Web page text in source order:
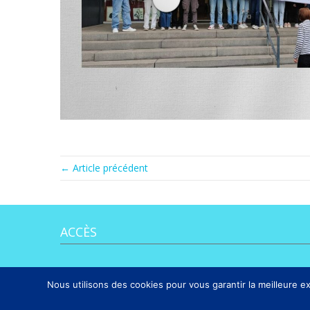
← Article précédent
ACCÈS
Nous utilisons des cookies pour vous garantir la meilleure